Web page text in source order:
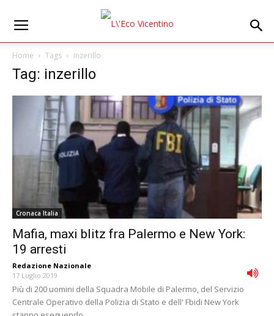
Home Tags Inzerillo
Tag: inzerillo
Cronaca Italia
Mafia, maxi blitz fra Palermo e New York:
19 arresti
Redazione Nazionale -
17 Luglio 2019
Più di 200 uomini della Squadra Mobile di Palermo, del Servizio
Centrale Operativo della Polizia di Stato e dell' Fbidi New York